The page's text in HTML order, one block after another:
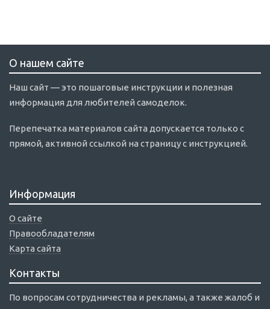
О нашем сайте
Наш сайт — это пошаговые инструкции и полезная
информация для любителей самоделок.
Перепечатка материалов сайта допускается только с
прямой, активной ссылкой на страницу с инструкцией.
Информация
О сайте
Правообладателям
Карта сайта
Контакты
По вопросам сотрудничества и рекламы, а также жалоб и